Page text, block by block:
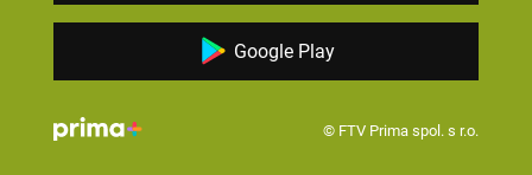
Google Play
© FTV Prima spol. s r.o.